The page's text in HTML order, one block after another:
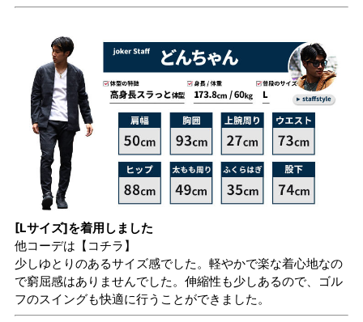
[Lサイズ]を着用しました
他コーデは 【コチラ】
少しゆとりのあるサイズ感でした。軽やかで楽な着心地なの
で窮屈感はありませんでした。伸縮性も少しあるので、ゴル
フのスイングも快適に行うことができました。